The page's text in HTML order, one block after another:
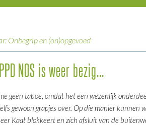
Onbegrip en (on)opgevoed
NOS is weer bezig...
geen taboe, omdat het een wezenlijk
gewoon grapjes over. Op die manier kunnen
Kaat blokkeert en zich afsluit van de